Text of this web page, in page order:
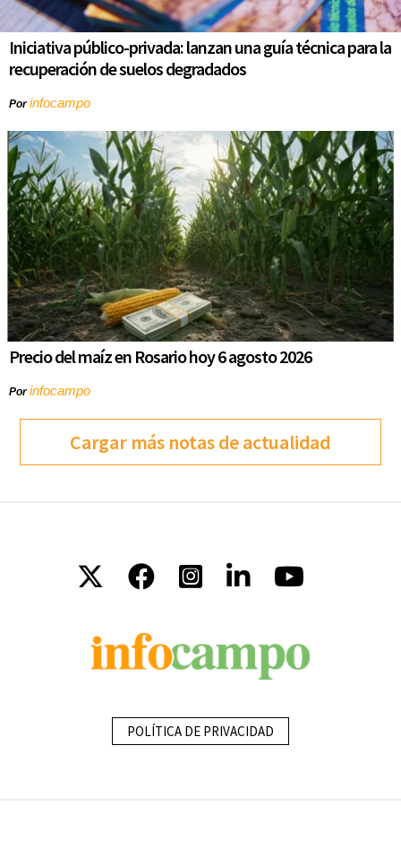
Iniciativa público-privada: lanzan una guía técnica para la
recuperación de suelos degradados
Porinfocampo
Precio del maíz en Rosario hoy 6 agosto 2026
Porinfocampo
Cargar más notas de actualidad
POLÍTICA DE PRIVACIDAD